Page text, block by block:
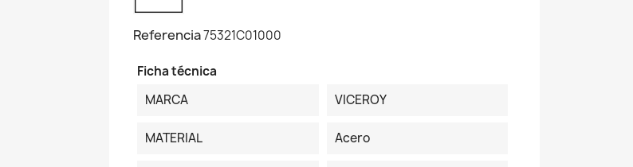
Referencia75321C01000
Ficha técnica
MARCA
VICEROY
MATERIAL Acero